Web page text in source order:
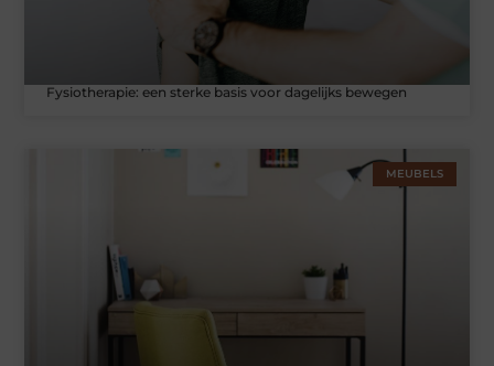
Fysiotherapie: een sterke basis voor dagelijks bewegen
MEUBELS